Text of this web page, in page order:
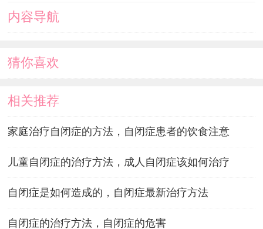
内容导航
猜你喜欢
相关推荐
家庭治疗自闭症的方法，自闭症患者的饮食注意
儿童自闭症的治疗方法，成人自闭症该如何治疗
自闭症是如何造成的，自闭症最新治疗方法
自闭症的治疗方法，自闭症的危害